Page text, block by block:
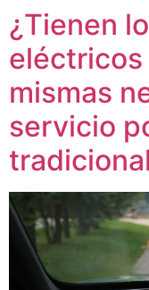
¿Tienen
eléctricos
mismas
servicio